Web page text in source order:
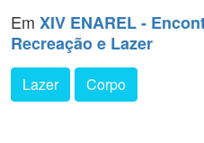
Em XIV ENAREL -
Recreação e Lazer
Lazer Corpo